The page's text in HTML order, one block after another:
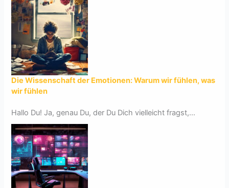
Die Wissenschaft der Emotionen: Warum wir fühlen, was
wir fühlen
Hallo Du! Ja, genau Du, der Du Dich vielleicht fragst,...